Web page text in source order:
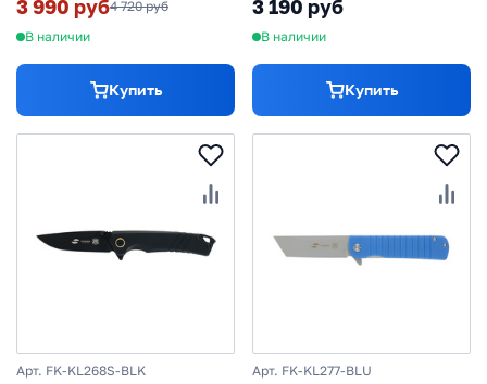
3 990 руб4 720 руб
В наличии
Купить
3 190 руб
В наличии
Купить
Арт. FK-KL268S-BLK Арт. FK-KL277-BLU